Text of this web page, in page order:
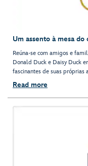
Um assento à mesa do
Reúna-se com amigos e
Donald Duck e Daisy Duck
fascinantes de suas próprias
Read more